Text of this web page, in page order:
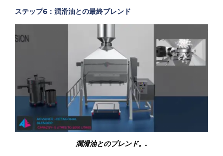
ステップ6：潤滑油との最終ブレンド
潤滑油とのブレンド。.